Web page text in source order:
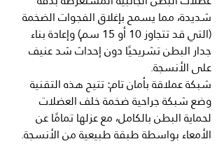
شديدة، مما يسمح بإغلاق الفجوات الضخمة
(التي قد تتجاوز 10 أو 15 سم) وإعادة بناء
جدار البطن تشريحيًا دون إحداث شد عنيف
على الأنسجة.
شبكةعملاقةبأمانتام: تتيح هذه التقنية
وضع شبكة جراحية ضخمة خلف العضلات
لحماية البطن بالكامل، مع عزلها تمامًا عن
الأمعاء بواسطة طبقة طبيعية من الأنسجة.